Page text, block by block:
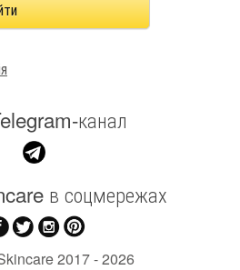
канал
в соцмережах
2017 - 2026